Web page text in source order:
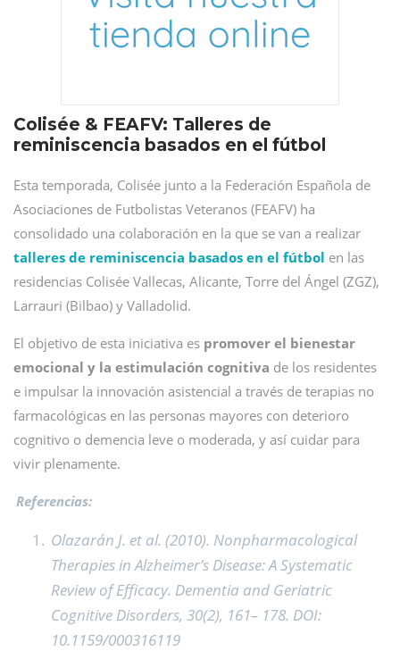
Colisée & FEAFV: Talleres de
reminiscencia basados en el fútbol
Esta temporada, Colisée junto a la Federación Española de
Asociaciones de Futbolistas Veteranos (FEAFV) ha
consolidado una colaboración en la que se van a realizar
talleres de reminiscencia basados en el fútbol en las
residencias Colisée Vallecas, Alicante, Torre del Ángel (ZGZ),
Larrauri (Bilbao) y Valladolid.
El objetivo de esta iniciativa es promover el bienestar
emocional y la estimulación cognitiva de los residentes
e impulsar la innovación asistencial a través de terapias no
farmacológicas en las personas mayores con deterioro
cognitivo o demencia leve o moderada, y así cuidar para
vivir plenamente.
Referencias:
Olazarán J. et al. (2010). Nonpharmacological
Therapies in Alzheimer’s Disease: A Systematic
Review of Efficacy. Dementia and Geriatric
Cognitive Disorders, 30(2), 161– 178. DOI:
10.1159/000316119